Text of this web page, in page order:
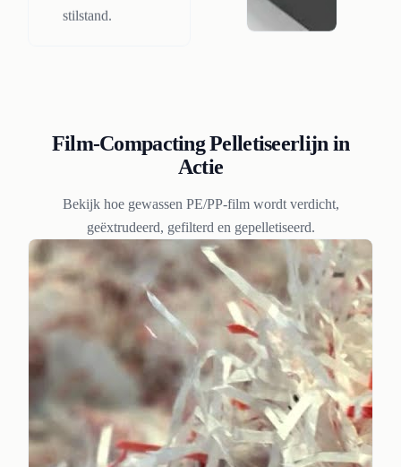
stilstand.
Film-Compacting Pelletiseerlijn in
Actie
Bekijk hoe gewassen PE/PP-film wordt verdicht,
geëxtrudeerd, gefilterd en gepelletiseerd.